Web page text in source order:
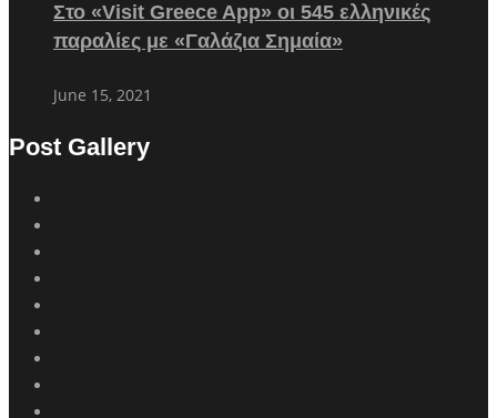
Στο «Visit Greece App» οι 545 ελληνικές
παραλίες με «Γαλάζια Σημαία»
June 15, 2021
Post Gallery